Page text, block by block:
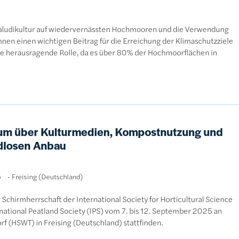
auf wiedervernässten Hochmooren und die Verwendung
einen wichtigen Beitrag für die Erreichung der Klimaschutzziele
Rolle, da es über 80% der Hochmoorflächen in
über Kulturmedien, Kompostnutzung und
Anbau
Freising (Deutschland)
der International Society for Horticultural Science
Peatland Society (IPS) vom 7. bis 12. September 2025 an
(HSWT) in Freising (Deutschland) stattfinden.